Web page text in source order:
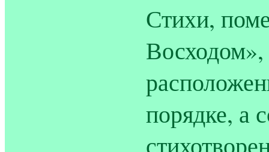
Стихи,
порядке, а